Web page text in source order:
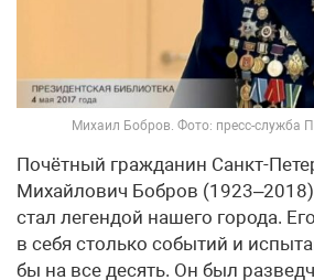
Михаил Бобров. Фото: пресс-служба
Почётный гражданин Санкт-
Михайлович Бобров
стал легендой нашего города.
в себя столько событий и
бы на все десять. Он был